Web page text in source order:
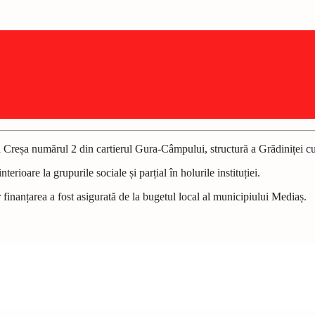
numărul 2 din cartierul Gura-Câmpului, structură a Grădiniței
la grupurile sociale și parțial în holurile instituției.
a fost asigurată de la bugetul local al municipiului Mediaș.